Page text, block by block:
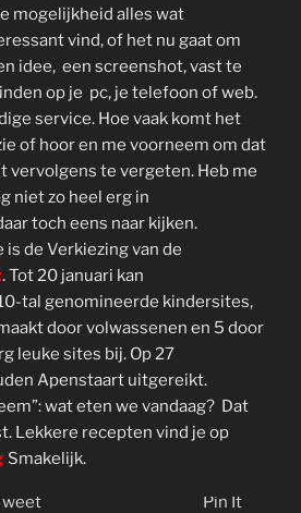
mogelijkheid alles wat
vind, of het nu gaat om
idee, een screenshot, vast te
op je pc, je telefoon of web.
service. Hoe vaak komt het
of hoor en me voorneem om dat
vervolgens te vergeten. Heb me
niet zo heel erg in
toch eens naar kijken.
is de Verkiezing van de
. Tot 20 januari kan
tal genomineerde kindersites,
door volwassenen en 5 door
leuke sites bij. Op 27
Apenstaart uitgereikt.
wat eten we vandaag? Dat
Lekkere recepten vind je op
Smakelijk.
Pin It